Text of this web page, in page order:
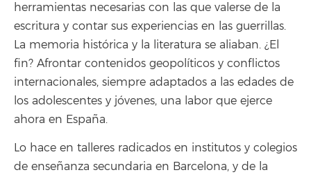
herramientas necesarias con las que valerse de la
escritura y contar sus experiencias en las guerrillas.
La memoria histórica y la literatura se aliaban. ¿El
fin? Afrontar contenidos geopolíticos y conflictos
internacionales, siempre adaptados a las edades de
los adolescentes y jóvenes, una labor que ejerce
ahora en España.
Lo hace en talleres radicados en institutos y colegios
de enseñanza secundaria en Barcelona, y de la